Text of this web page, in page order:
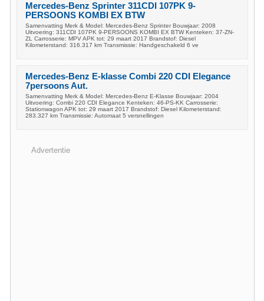
Mercedes-Benz Sprinter 311CDI 107PK 9-
PERSOONS KOMBI EX BTW
Samenvatting Merk & Model: Mercedes-Benz Sprinter Bouwjaar: 2008
Uitvoering: 311CDI 107PK 9-PERSOONS KOMBI EX BTW Kenteken: 37-ZN-
ZL Carrosserie: MPV APK tot: 29 maart 2017 Brandstof: Diesel
Kilometerstand: 316.317 km Transmissie: Handgeschakeld 6 ve
Mercedes-Benz E-klasse Combi 220 CDI Elegance
7persoons Aut.
Samenvatting Merk & Model: Mercedes-Benz E-Klasse Bouwjaar: 2004
Uitvoering: Combi 220 CDI Elegance Kenteken: 46-PS-KK Carrosserie:
Stationwagon APK tot: 29 maart 2017 Brandstof: Diesel Kilometerstand:
283.327 km Transmissie: Automaat 5 versnellingen
Advertentie